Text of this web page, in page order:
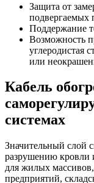
Защита от
подвергаемых
Поддержание
Возможность
углеродистая
или
Кабель
системах
Значительный слой
разрушению кровли
для жилых
предприятий,